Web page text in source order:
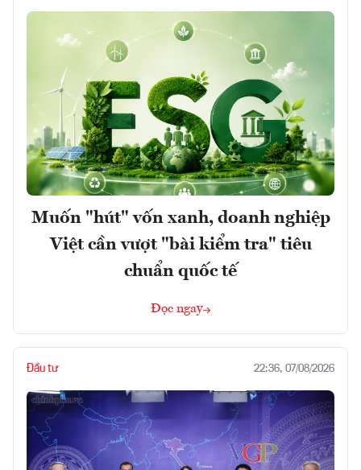
Muốn "hút" vốn xanh, doanh nghiệp
Việt cần vượt "bài kiểm tra" tiêu
chuẩn quốc tế
Đọc ngay
Đầu tư 22:36, 07/08/2026